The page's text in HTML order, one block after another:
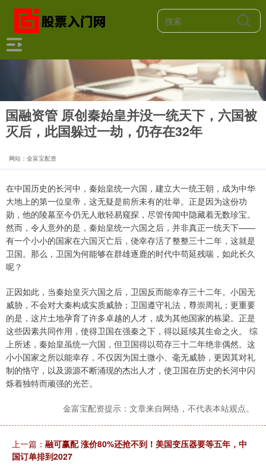
国融资管 原创秦始皇并没一统天下，六国被
灭后，此国躲过一劫，仍存在32年
网站：金富宝配资
在中国历史的长河中，秦始皇统一六国，建立大一统王朝，成为中华
大地上的第一位皇帝，这无疑是前所未有的壮举。正是因为这份功
勋，他的陵墓至今仍无人敢轻易窥探，尽管传闻中隐藏着无数珍宝。
然而，令人意外的是，秦始皇统一六国之后，并非真正一统天下——
有一个小小的国家在六国灭亡后，侥幸存活了整整三十二年，这就是
卫国。那么，卫国为何能够在群雄逐鹿的时代中苟延残喘，如此长久
呢？
正因如此，当秦始皇灭六国之后，卫国反而能幸存三十二年。小国无
威胁，不会对大秦构成实质威胁；卫国遵守礼法，尊崇周礼；更重要
的是，这片土地孕育了许多卓越的人才，成为其他国家的栋梁。正是
这些因素共同作用，使得卫国在强秦之下，得以延续其生命之火。 综
上所述，秦始皇虽统一六国，但卫国得以苟存三十二年绝非偶然。这
小小国家之所以能幸存，不仅因为国土微小、毫无威胁，更因其对礼
制的恪守，以及源源不断涌现的杰出人才，使卫国在历史的长河中闪
烁着独特而顽强的光芒。
金富宝配资提示：文章来自网络，不代表本站观点。
上一篇： 融可赢配 涨价80%还抢不到！美国变压器要等五年，中
国订单排到2027